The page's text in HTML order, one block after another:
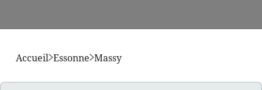
Accueil Essonne Massy